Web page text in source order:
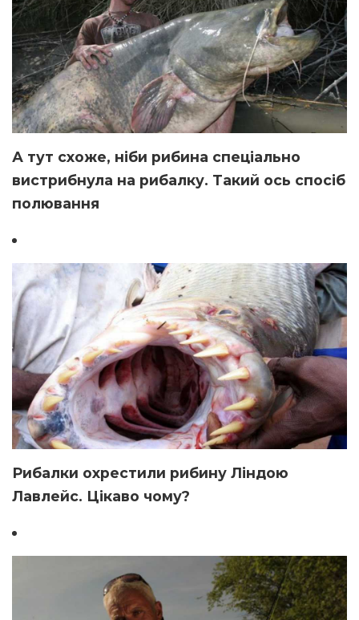
А тут схоже, ніби рибина спеціально
вистрибнула на рибалку. Такий ось спосіб
полювання
Рибалки охрестили рибину Ліндою
Лавлейс. Цікаво чому?